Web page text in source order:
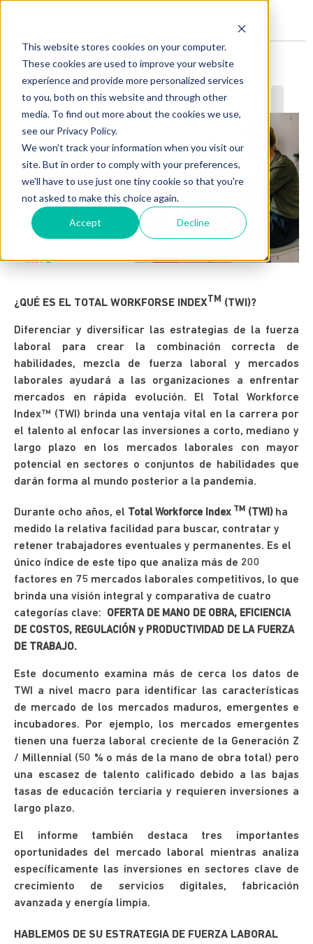
This website stores cookies on your computer.
These cookies are used to improve your website
experience and provide more personalized services
to you, both on this website and through other
media. To find out more about the cookies we use,
see our Privacy Policy.
We won't track your information when you visit our
site. But in order to comply with your preferences,
we'll have to use just one tiny cookie so that you're
not asked to make this choice again.
Accept Decline
TOTAL WORKFORCE INDEX™ (TWI)
2 min de lectura
¿QUÉ ES EL TOTAL WORKFORSE INDEXTM (TWI)?
Diferenciar y diversificar las estrategias de la fuerza
laboral para crear la combinación correcta de
habilidades, mezcla de fuerza laboral y mercados
laborales ayudará a las organizaciones a enfrentar
mercados en rápida evolución. El Total Workforce
Index™ (TWI) brinda una ventaja vital en la carrera por
el talento al enfocar las inversiones a corto, mediano y
largo plazo en los mercados laborales con mayor
potencial en sectores o conjuntos de habilidades que
darán forma al mundo posterior a la pandemia.
Durante ocho años, el Total Workforce Index TM (TWI)ha
medido la relativa facilidad para buscar, contratar y
retener trabajadores eventuales y permanentes. Es el
único índice de este tipo que analiza más de 200
factores en 75 mercados laborales competitivos, lo que
brinda una visión integral y comparativa de cuatro
categorías clave: OFERTA DE MANO DE OBRA, EFICIENCIA
DE COSTOS, REGULACIÓN y PRODUCTIVIDAD DE LA FUERZA
DE TRABAJO.
Este documento examina más de cerca los datos de
TWI a nivel macro para identificar las características
de mercado de los mercados maduros, emergentes e
incubadores. Por ejemplo, los mercados emergentes
tienen una fuerza laboral creciente de la Generación Z
/ Millennial (50 % o más de la mano de obra total) pero
una escasez de talento calificado debido a las bajas
tasas de educación terciaria y requieren inversiones a
largo plazo.
El informe también destaca tres importantes
oportunidades del mercado laboral mientras analiza
específicamente las inversiones en sectores clave de
crecimiento de servicios digitales, fabricación
avanzada y energía limpia.
HABLEMOS DE SU ESTRATEGIA DE FUERZA LABORAL